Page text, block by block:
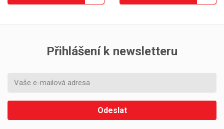
Přihlášení k newsletteru
Odeslat